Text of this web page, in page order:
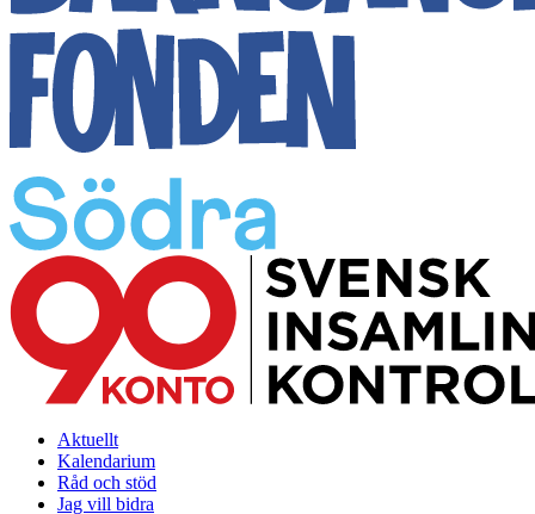
Aktuellt
Kalendarium
Råd och stöd
Jag vill bidra